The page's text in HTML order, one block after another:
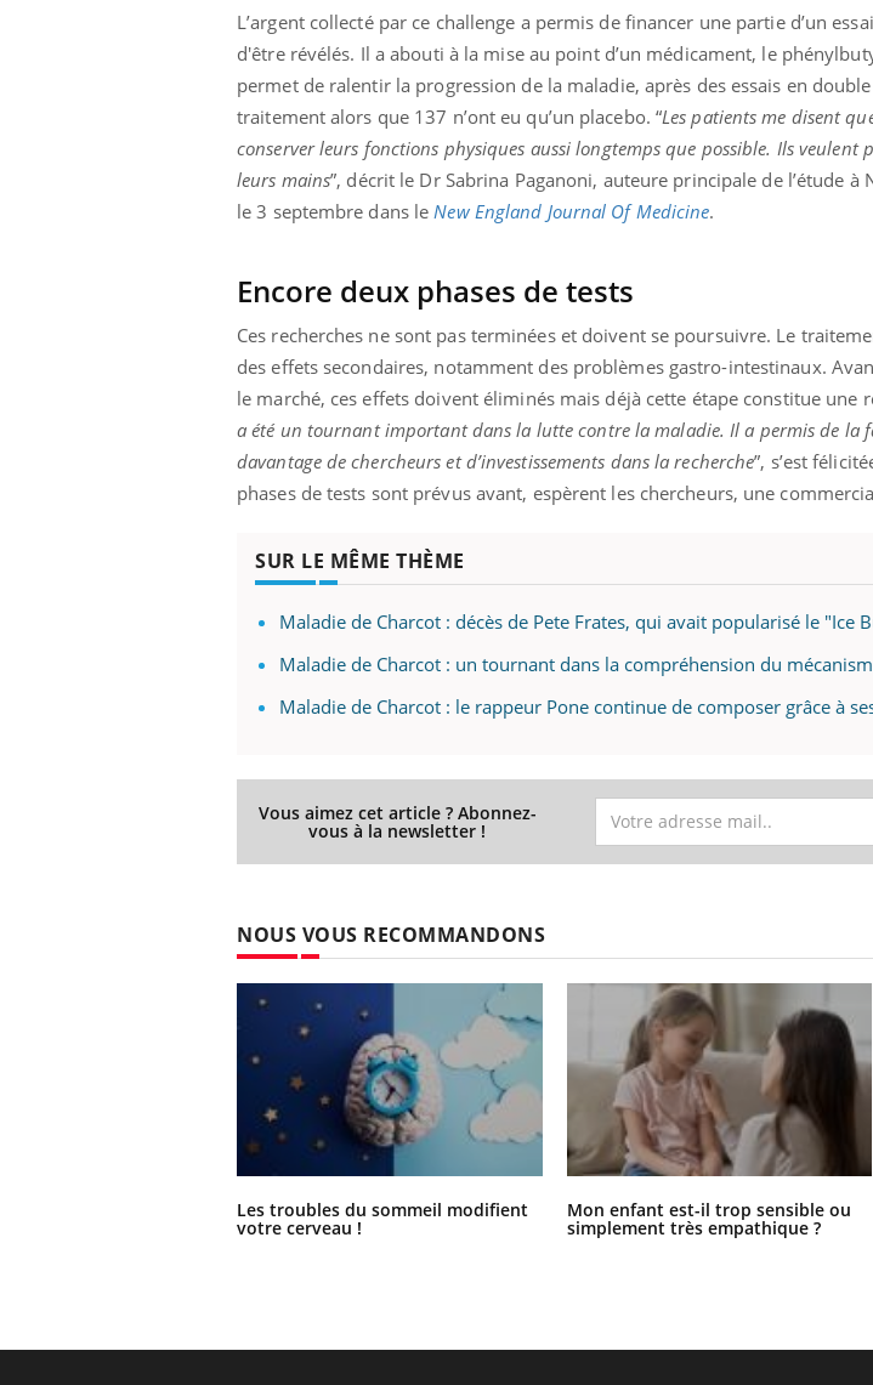
L’argent collecté par ce challenge a permis de financer une partie d’un
d'être révélés. Il a abouti à la mise au point d’un médicament, le
permet de ralentir la progression de la maladie, après des essais en
traitement alors que 137 n’ont eu qu’un placebo. “Les patients me disent
conserver leurs fonctions physiques aussi longtemps que possible. Ils
leurs mains”, décrit le Dr Sabrina Paganoni, auteure principale de l’étude à
le 3 septembre dans le New England Journal Of Medicine.
Encore deux phases de tests
Ces recherches ne sont pas terminées et doivent se poursuivre. Le
des effets secondaires, notamment des problèmes gastro-intestinaux.
le marché, ces effets doivent éliminés mais déjà cette étape constitue une
a été un tournant important dans la lutte contre la maladie. Il a permis de la
davantage de chercheurs et d’investissements dans la recherche”, s’est
phases de tests sont prévus avant, espèrent les chercheurs, une
SUR LE MÊME THÈME
Maladie de Charcot : décès de Pete Frates, qui avait popularisé le "Ice
Maladie de Charcot : un tournant dans la compréhension du
Maladie de Charcot : le rappeur Pone continue de composer grâce à
Vous aimez cet article ? Abonnez-
vous à la newsletter !
NOUS VOUS RECOMMANDONS
Les troubles du sommeil modifient
votre cerveau !
Mon enfant est-il trop sensible ou
simplement très empathique ?